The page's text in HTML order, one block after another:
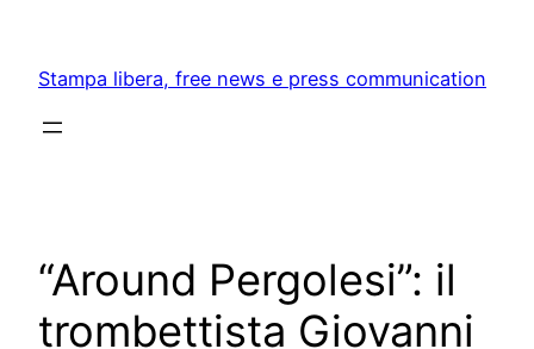
content
Stampa libera, free news e press communication
“Around Pergolesi”: il
trombettista Giovanni